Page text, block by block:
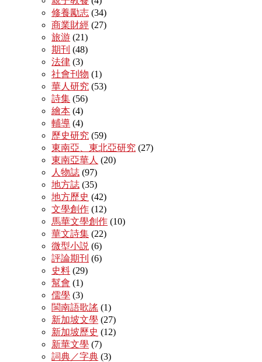
修養勵志 (34)
商業財經 (27)
旅游 (21)
期刊 (48)
法律 (3)
社會刊物 (1)
華人研究 (53)
詩集 (56)
繪本 (4)
輔導 (4)
歷史研究 (59)
東南亞、東北亞研究 (27)
東南亞華人 (20)
人物誌 (97)
地方誌 (35)
地方歷史 (42)
文學創作 (12)
馬華文學創作 (10)
華文詩集 (22)
微型小説 (6)
評論期刊 (6)
史料 (29)
幫會 (1)
儒學 (3)
閩南語歌謠 (1)
新加坡文學 (27)
新加坡歷史 (12)
新華文學 (7)
詞典／字典 (3)